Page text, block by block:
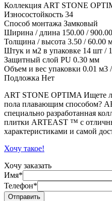
Коллекция ART STONE
Износостойкость 34
Способ монтажа Замковый
Ширина / длина 150.00 /
Толщина / высота 3.50 / 60.00
Штук и м2 в упаковке 14 шт /
Защитный слой PU 0.30 мм
Объем и вес упаковки 0.01 м3
Подложка Нет
ART STONE OPTIMA Ищете
пола плавающим способом?
специально разработанная
плитки ARTEAST ™ с
характеристиками и самой
Хочу такое!
Хочу заказать
Имя*
Телефон*